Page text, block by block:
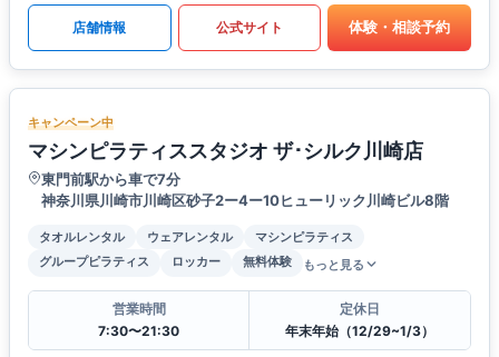
店舗情報 公式サイト 体験・相談予約
キャンペーン中
マシンピラティススタジオ ザ･シルク川崎店
東門前駅から車で7分
神奈川県川崎市川崎区砂子2ー4ー10ヒューリック川崎ビル8階
タオルレンタル ウェアレンタル
マシンピラティス
グループピラティス
ロッカー 無料体験 もっと見る
営業時間
7:30〜21:30
定休日
年末年始（12/29~1/3）